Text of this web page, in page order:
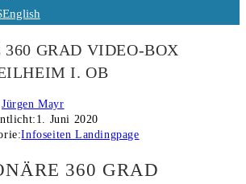
English
GRAD VIDEO-BOX
I. OB
Jürgen Mayr
1. Juni 2020
Infoseiten Landingpage
360 GRAD